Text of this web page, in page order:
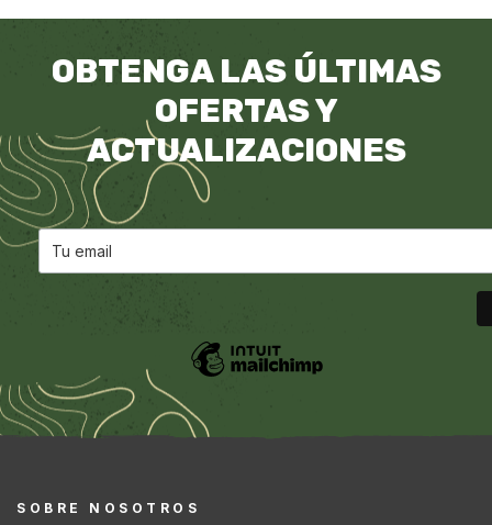
OBTENGA LAS ÚLTIMAS
OFERTAS Y
ACTUALIZACIONES
SOBRE NOSOTROS